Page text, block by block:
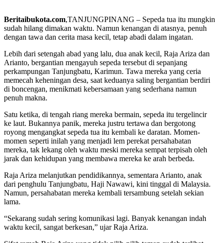
Beritaibukota.com,TANJUNGPINANG – Sepeda tua itu mungkin
sudah hilang dimakan waktu. Namun kenangan di atasnya, penuh
dengan tawa dan cerita masa kecil, tetap abadi dalam ingatan.
Lebih dari setengah abad yang lalu, dua anak kecil, Raja Ariza dan
Arianto, bergantian mengayuh sepeda tersebut di sepanjang
perkampungan Tanjungbatu, Karimun. Tawa mereka yang ceria
memecah keheningan desa, saat keduanya saling bergantian berdiri
di boncengan, menikmati kebersamaan yang sederhana namun
penuh makna.
Satu ketika, di tengah riang mereka bermain, sepeda itu tergelincir
ke laut. Bukannya panik, mereka justru tertawa dan bergotong
royong mengangkat sepeda tua itu kembali ke daratan. Momen-
momen seperti inilah yang menjadi lem perekat persahabatan
mereka, tak lekang oleh waktu meski mereka sempat terpisah oleh
jarak dan kehidupan yang membawa mereka ke arah berbeda.
Raja Ariza melanjutkan pendidikannya, sementara Arianto, anak
dari penghulu Tanjungbatu, Haji Nawawi, kini tinggal di Malaysia.
Namun, persahabatan mereka kembali tersambung setelah sekian
lama.
“Sekarang sudah sering komunikasi lagi. Banyak kenangan indah
waktu kecil, sangat berkesan,” ujar Raja Ariza.